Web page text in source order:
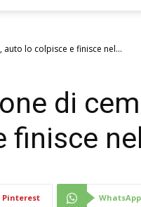
lo colpisce e finisce nel...
di
finisce
Pinterest WhatsApp